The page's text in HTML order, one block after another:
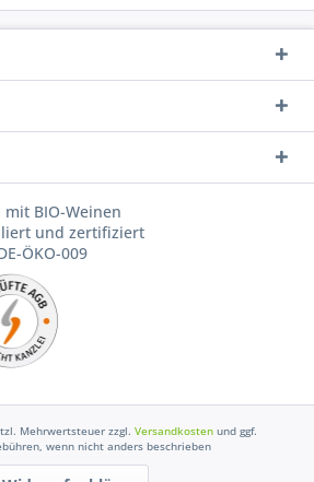
mit BIO-Weinen
und zertifiziert
ÖKO-009
Mehrwertsteuer zzgl. Versandkosten und ggf.
wenn nicht anders beschrieben